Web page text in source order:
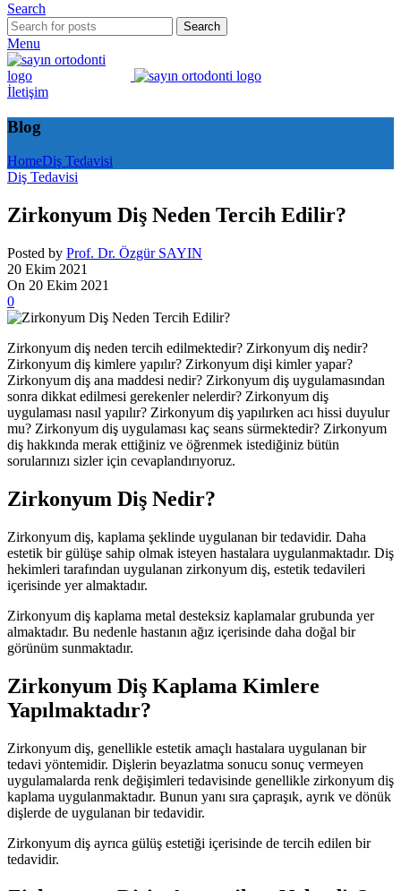
Search
Search
Menu
İletişim
Blog
HomeDiş Tedavisi
Diş Tedavisi
Zirkonyum Diş Neden Tercih Edilir?
Posted by Prof. Dr. Özgür SAYIN
20 Ekim 2021
On 20 Ekim 2021
0
Zirkonyum diş neden tercih edilmektedir? Zirkonyum diş nedir?
Zirkonyum diş kimlere yapılır? Zirkonyum dişi kimler yapar?
Zirkonyum diş ana maddesi nedir? Zirkonyum diş uygulamasından
sonra dikkat edilmesi gerekenler nelerdir? Zirkonyum diş
uygulaması nasıl yapılır? Zirkonyum diş yapılırken acı hissi duyulur
mu? Zirkonyum diş uygulaması kaç seans sürmektedir? Zirkonyum
diş hakkında merak ettiğiniz ve öğrenmek istediğiniz bütün
sorularınızı sizler için cevaplandırıyoruz.
Zirkonyum Diş Nedir?
Zirkonyum diş, kaplama şeklinde uygulanan bir tedavidir. Daha
estetik bir gülüşe sahip olmak isteyen hastalara uygulanmaktadır. Diş
hekimleri tarafından uygulanan zirkonyum diş, estetik tedavileri
içerisinde yer almaktadır.
Zirkonyum diş kaplama metal desteksiz kaplamalar grubunda yer
almaktadır. Bu nedenle hastanın ağız içerisinde daha doğal bir
görünüm sunmaktadır.
Zirkonyum Diş Kaplama Kimlere
Yapılmaktadır?
Zirkonyum diş, genellikle estetik amaçlı hastalara uygulanan bir
tedavi yöntemidir. Dişlerin beyazlatma sonucu sonuç vermeyen
uygulamalarda renk değişimleri tedavisinde genellikle zirkonyum diş
kaplama uygulanmaktadır. Bunun yanı sıra çapraşık, ayrık ve dönük
dişlerde de uygulanan bir tedavidir.
Zirkonyum diş ayrıca gülüş estetiği içerisinde de tercih edilen bir
tedavidir.